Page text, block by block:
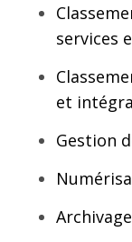
services
et
Gestion